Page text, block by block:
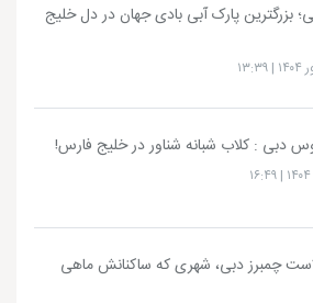
بزرگترین پارک آبی بادی جهان در دل خلیج
دبی : کلاب شبانه شناور در خلیج فارس!
چمبرز دبی، شهری که ساکنانش ماهی